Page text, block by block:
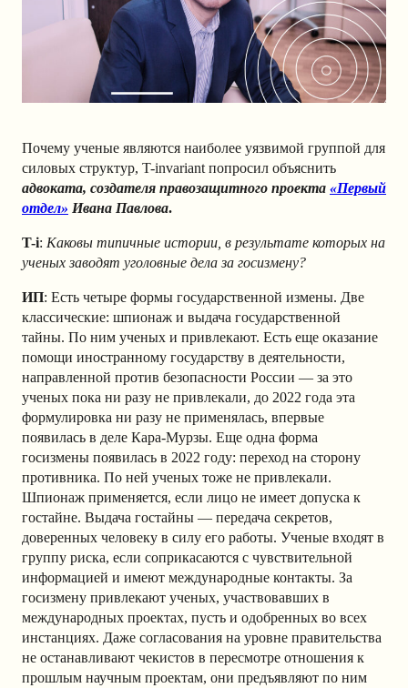
Почему ученые являются наиболее уязвимой группой для
силовых структур, T-invariant попросил объяснить
адвоката, создателя правозащитного проекта «Первый
отдел» Ивана Павлова.
T-i: Каковы типичные истории, в результате которых на
ученых заводят уголовные дела за госизмену?
ИП: Есть четыре формы государственной измены. Две
классические: шпионаж и выдача государственной
тайны. По ним ученых и привлекают. Есть еще оказание
помощи иностранному государству в деятельности,
направленной против безопасности России — за это
ученых пока ни разу не привлекали, до 2022 года эта
формулировка ни разу не применялась, впервые
появилась в деле Кара-Мурзы. Еще одна форма
госизмены появилась в 2022 году: переход на сторону
противника. По ней ученых тоже не привлекали.
Шпионаж применяется, если лицо не имеет допуска к
гостайне. Выдача гостайны — передача секретов,
доверенных человеку в силу его работы. Ученые входят в
группу риска, если соприкасаются с чувствительной
информацией и имеют международные контакты. За
госизмену привлекают ученых, участвовавших в
международных проектах, пусть и одобренных во всех
инстанциях. Даже согласования на уровне правительства
не останавливают чекистов в пересмотре отношения к
прошлым научным проектам, они предъявляют по ним